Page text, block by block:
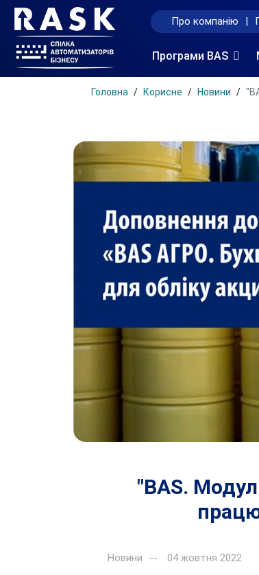
Про компанію |
Програми BAS
Головна Корисне Новини
"BAS.
Новини 04 жовтня 2022